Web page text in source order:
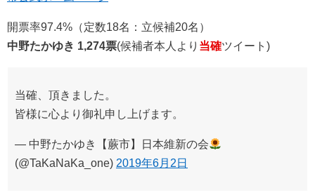
開票率97.4%（定数18名：立候補20名）
中野たかゆき 1,274票(候補者本人より 当確ツイート)
当確、頂きました。
皆様に心より御礼申し上げます。
— 中野たかゆき【蕨市】日本維新の会
(@TaKaNaKa_one) 2019年6月2日